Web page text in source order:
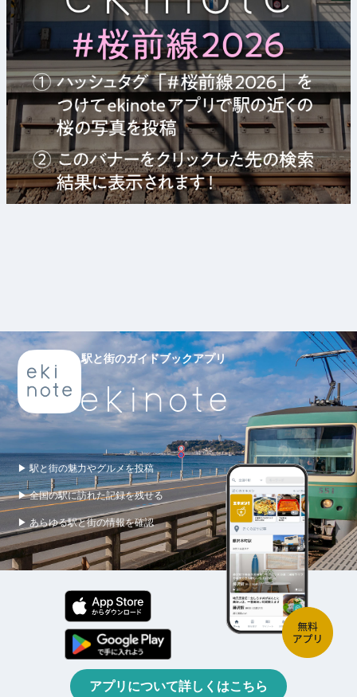
駅と街のガイドブックアプリ
▶ 駅と街の魅力やグルメを投稿
▶ 全国の駅に訪れた記録を残せる
▶ あらゆる駅と街の情報を確認
アプリについて詳しくはこちら